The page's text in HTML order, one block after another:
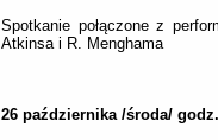
Spotkanie połączone z
Atkinsa i R. Menghama
26 października /środa/